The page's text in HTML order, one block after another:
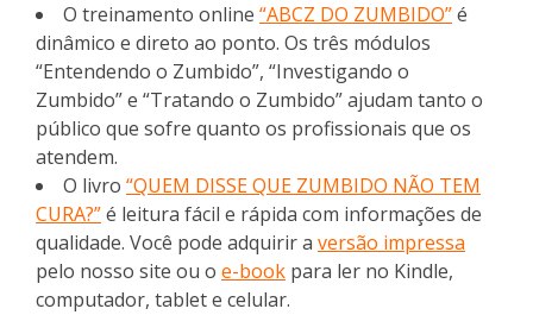
O treinamento online “ABCZ DO ZUMBIDO”é
dinâmico e direto ao ponto. Os três módulos
“Entendendo o Zumbido”, “Investigando o
Zumbido” e “Tratando o Zumbido” ajudam tanto o
público que sofre quanto os profissionais que os
atendem.
O livro “QUEM DISSE QUE ZUMBIDO NÃO TEM
CURA?”é leitura fácil e rápida com informações de
qualidade. Você pode adquirir a versão impressa
pelo nosso site ou o e-book para ler no Kindle,
computador, tablet e celular.